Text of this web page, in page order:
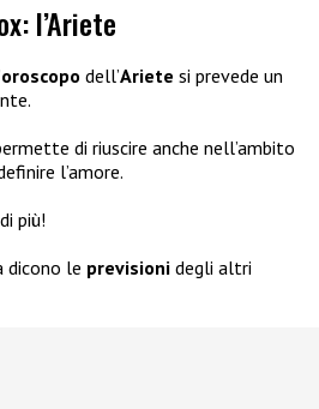
l’Ariete
oroscopo dell’Ariete si prevede un
di riuscire anche nell’ambito
l’amore.
più!
dicono le previsioni degli altri